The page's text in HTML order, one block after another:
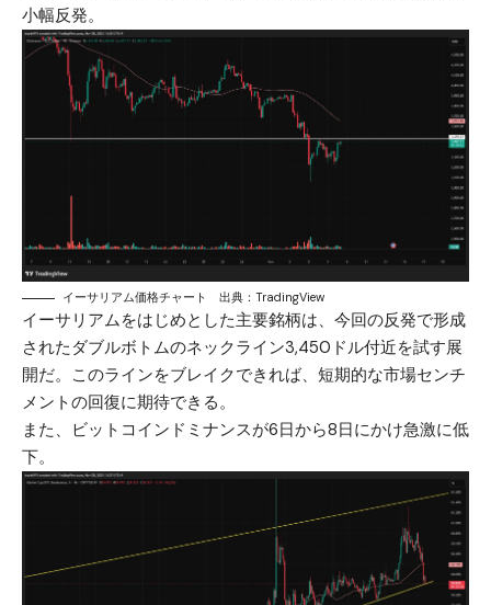
小幅反発。
イーサリアム価格チャート 出典：TradingView
イーサリアムをはじめとした主要銘柄は、今回の反発で形成
されたダブルボトムのネックライン3,450ドル付近を試す展
開だ。このラインをブレイクできれば、短期的な市場センチ
メントの回復に期待できる。
また、ビットコインドミナンスが6日から8日にかけ急激に低
下。